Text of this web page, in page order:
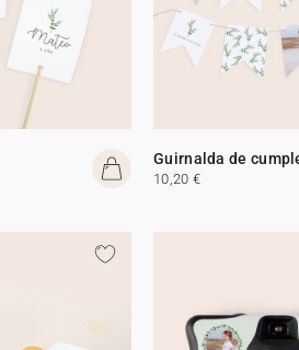
Guirnalda de
10,20 €